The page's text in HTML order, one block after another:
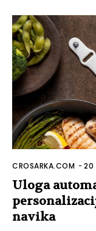
CROSARKA.COM -20
Uloga
navika